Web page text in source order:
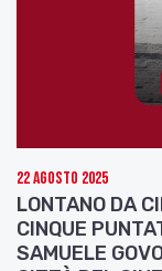
22 Agosto 2025
LONTANO DA
CINQUE
SAMUELE